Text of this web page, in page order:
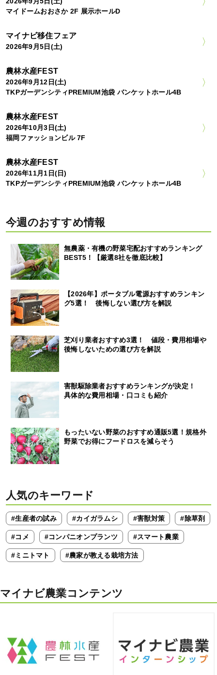
マイドームおおさか 2F 展示ホールD
マイナビ移住フェア
2026年9月5日(土)
農林水産FEST
2026年9月12日(土)
TKPガーデンシティPREMIUM池袋 バンケットホール4B
農林水産FEST
2026年10月3日(土)
福岡ファッションビル 7F
農林水産FEST
2026年11月1日(日)
TKPガーデンシティPREMIUM池袋 バンケットホール4B
今週のおすすめ情報
無農薬・有機の野菜宅配おすすめランキング
BEST5！【厳選8社を徹底比較】
【2026年】ポータブル電源おすすめランキン
グ5選！ 後悔しない選び方を解説
芝刈り業者おすすめ3選！ 値段・費用相場や
後悔しないための選び方を解説
害獣駆除業者おすすめランキングが決定！
具体的な費用相場・口コミも紹介
もったいない野菜のおすすめ通販5選！規格外
野菜でお得にフードロスを減らそう
人気のキーワード
#生産者の試み #カイガラムシ #害獣対策 #除草剤
#コメ #コンパニオンプランツ #スマート農業
#ミニトマト #農家が教える栽培方法
マイナビ農業コンテンツ